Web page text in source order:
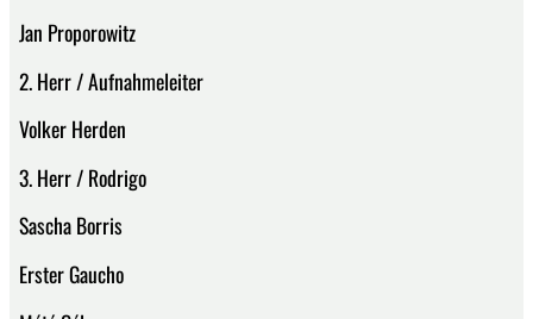
Jan Proporowitz
2. Herr / Aufnahmeleiter
Volker Herden
3. Herr / Rodrigo
Sascha Borris
Erster Gaucho